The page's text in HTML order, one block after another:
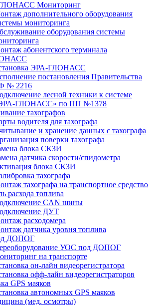
Мониторинг
дополнительного оборудования
мониторинга
оборудования системы
абонентского терминала
ЭРА-ГЛОНАСС
постановления Правительства
№ 2216
лесной техники к системе
ГЛОНАСС» по ПП №1378
тахографов
водителя для тахографа
и хранение данных с тахографа
поверки тахографа
блока СКЗИ
датчика скорости/спидометра
блока СКЗИ
тахографа
тахографа на транспортное средство
расхода топлива
CAN шины
ДУТ
расходомера
датчика уровня топлива
ДОПОГ
УОС под ДОПОГ
на транспорте
он-лайн видеорегистратора
офф-лайн видеорегистраторов
GPS маяков
автономных GPS маяков
(мед. осмотры)